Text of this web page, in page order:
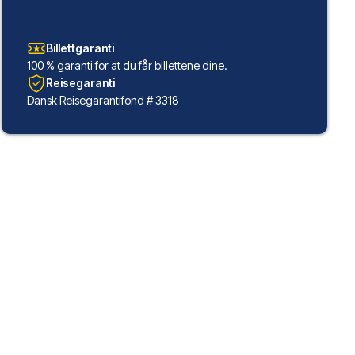
Billettgaranti
100 % garanti for at du får billettene dine.
Reisegaranti
Dansk Reisegarantifond # 3318